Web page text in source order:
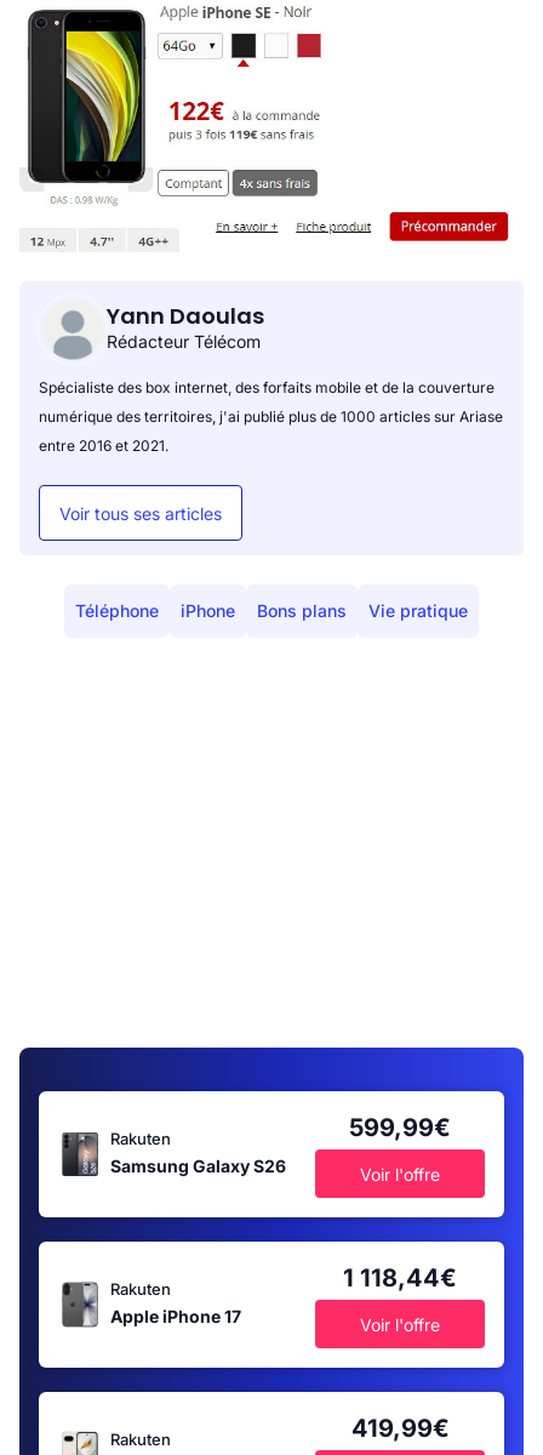
Yann Daoulas
Rédacteur Télécom
Spécialiste des box internet, des forfaits mobile et de la couverture
numérique des territoires, j'ai publié plus de 1000 articles sur Ariase
entre 2016 et 2021.
Voir tous ses articles
Téléphone iPhone Bons plans Vie pratique
Rakuten
Samsung Galaxy S26
599,99€
Voir l'offre
Rakuten
Apple iPhone 17
1 118,44€
Voir l'offre
Rakuten 419,99€